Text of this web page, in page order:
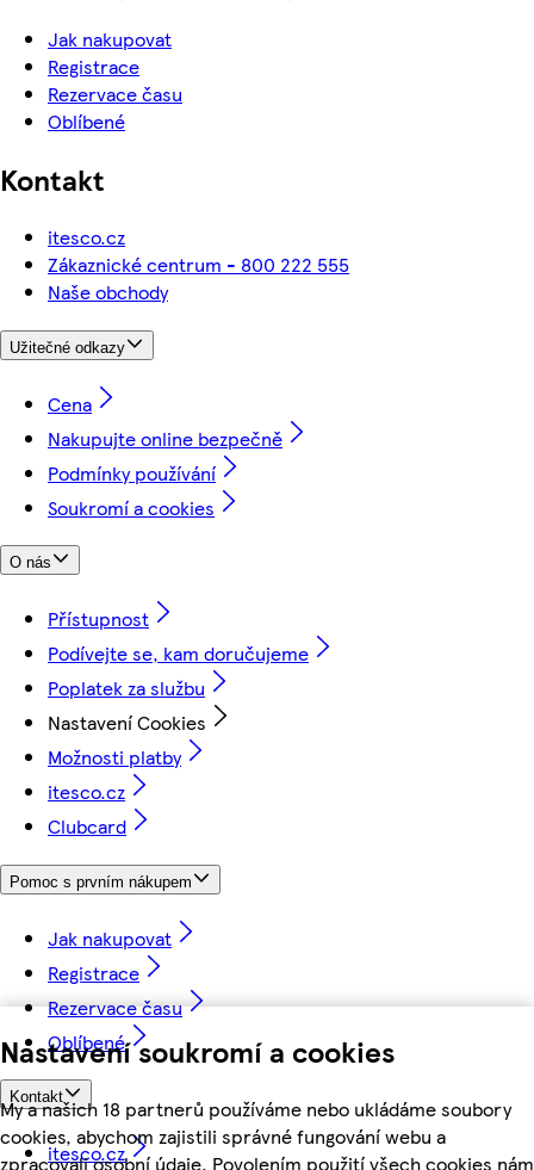
Nastavení soukromí a cookies
My a našich 18 partnerů používáme nebo ukládáme soubory
cookies, abychom zajistili správné fungování webu a
zpracovali osobní údaje. Povolením použití všech cookies nám
Jak nakupovat
Registrace
Rezervace času
Oblíbené
Kontakt
itesco.cz
Zákaznické centrum - 800 222 555
Naše obchody
Užitečné odkazy
Cena
Nakupujte online bezpečně
Podmínky používání
Soukromí a cookies
O nás
Přístupnost
Podívejte se, kam doručujeme
Poplatek za službu
Nastavení Cookies
Možnosti platby
itesco.cz
Clubcard
Pomoc s prvním nákupem
Jak nakupovat
Registrace
Rezervace času
Oblíbené
Kontakt
itesco.cz